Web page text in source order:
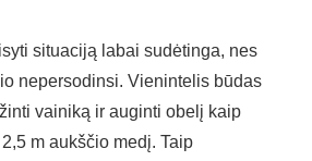
situaciją labai sudėtinga, nes
nepersodinsi. Vienintelis būdas
vainiką ir auginti obelį kaip
m aukščio medį. Taip